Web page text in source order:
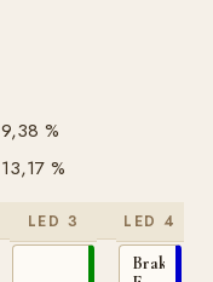
9,38 %
13,17 %
LED 3 LED 4